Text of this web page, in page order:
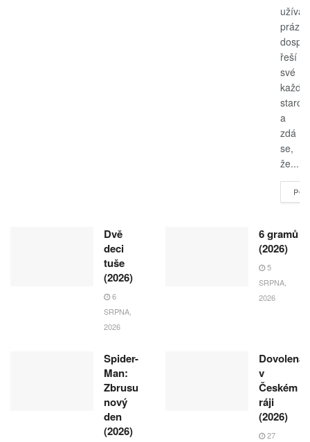
užívají
řeší
své
a
zdá
se,
že...
Dvě
deci
tuše
(2026)
6
SRPNA,
2026
6 gramů
(2026)
5
SRPNA,
2026
Spider-
Man:
Zbrusu
nový
den
(2026)
Dovolená
v
Českém
ráji
(2026)
27